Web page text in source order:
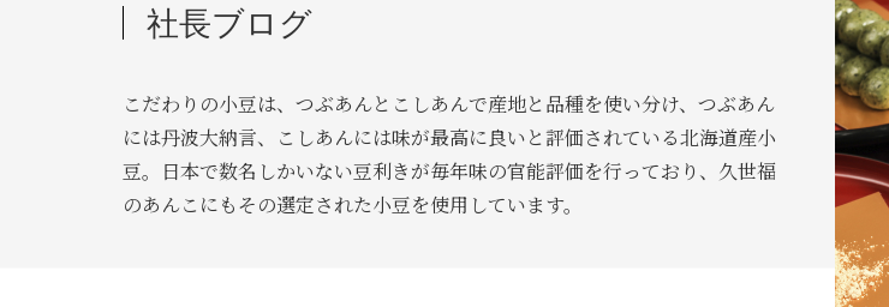
社長ブログ
こだわりの小豆は、つぶあんとこしあんで産地と品種を使い分け、つぶあん
には丹波大納言、こしあんには味が最高に良いと評価されている北海道産小
豆。日本で数名しかいない豆利きが毎年味の官能評価を行っており、久世福
のあんこにもその選定された小豆を使用しています。